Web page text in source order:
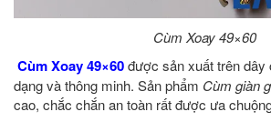
Cùm Xoay 49×60
Cùm Xoay 49×60được sản xuất trên dây
dạng và thông minh. Sản phẩm Cùm giàn
cao, chắc chắn an toàn rất được ưa